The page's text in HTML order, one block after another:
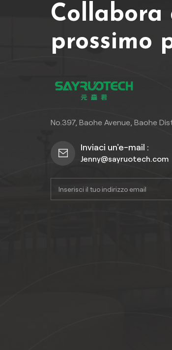
Collabora
prossimo
No.397, Baohe Avenue, Baohe
Inviaci un'e-mail :
Jenny@sayruotech.com